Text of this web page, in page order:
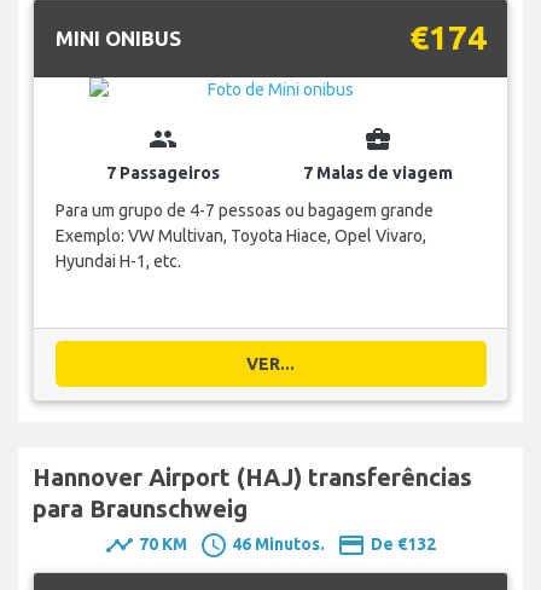
MINI ONIBUS €174
group
7 Passageiros
business_center
7 Malas de viagem
Para um grupo de 4-7 pessoas ou bagagem grande
Exemplo: VW Multivan, Toyota Hiace, Opel Vivaro,
Hyundai H-1, etc.
VER...
Hannover Airport (HAJ) transferências
para Braunschweig
timeline 70 KM schedule 46 Minutos. payment De €132